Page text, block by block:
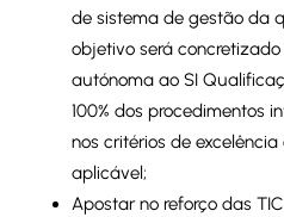
de sistema de gestão da
objetivo será
autónoma ao SI
100% dos procedimentos
nos critérios de
aplicável;
Apostar no reforço das